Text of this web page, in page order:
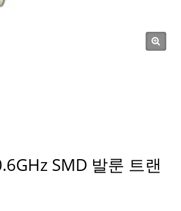
SMD 발룬 트랜